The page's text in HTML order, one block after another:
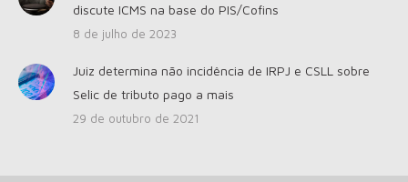
discute ICMS na base do PIS/Cofins
8 de julho de 2023
Juiz determina não incidência de IRPJ e CSLL sobre
Selic de tributo pago a mais
29 de outubro de 2021